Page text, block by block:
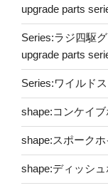
upgrade parts
Series:ラジ四駆
upgrade parts
Series:ワイルド
shape:コンケイ
shape:スポーク
shape:ディッシ